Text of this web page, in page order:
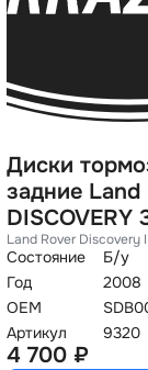
Диски
задние Land
DISCOVERY
Land Rover
Состояние
Б/у
Год
2008
OEM
Артикул
9320
4 700 ₽